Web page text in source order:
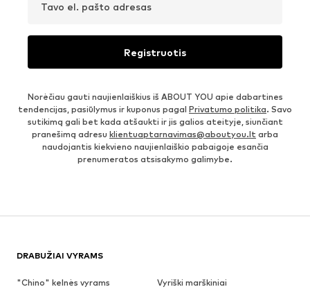
Tavo el. pašto adresas
Registruotis
Norėčiau gauti naujienlaiškius iš ABOUT YOU apie dabartines
tendencijas, pasiūlymus ir kuponus pagal Privatumo politika. Savo
sutikimą gali bet kada atšaukti ir jis galios ateityje, siunčiant
pranešimą adresu klientuaptarnavimas@aboutyou.lt arba
naudojantis kiekvieno naujienlaiškio pabaigoje esančia
prenumeratos atsisakymo galimybe.
DRABUŽIAI VYRAMS
"Chino" kelnės vyrams
Vyriški marškiniai